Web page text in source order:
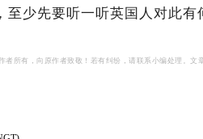
至少先要听一听英国人对此有
者所有，向原作者致敬！若有纠纷，请联系小编处理。 文